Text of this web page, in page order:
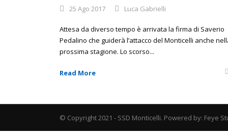
25 Ago 2017 Luca Gabrielli
Attesa da diverso tempo è arrivata la firma di Saverio
Pedalino che guiderà l’attacco del Monticelli anche
prossima stagione. Lo scorso...
Read More
© Copyright 2021 - SSD Monticelli. Powered by: Feye